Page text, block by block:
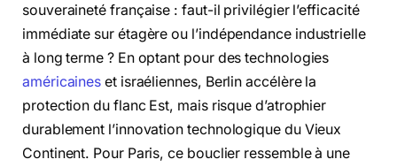
souveraineté française : faut-il privilégier l’efficacité
immédiate sur étagère ou l’indépendance industrielle
à long terme ? En optant pour des technologies
américaines et israéliennes, Berlin accélère la
protection du flanc Est, mais risque d’atrophier
durablement l’innovation technologique du Vieux
Continent. Pour Paris, ce bouclier ressemble à une